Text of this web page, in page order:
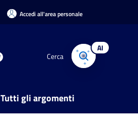
Accedi all'area personale
Cerca
AI
Tutti gli argomenti